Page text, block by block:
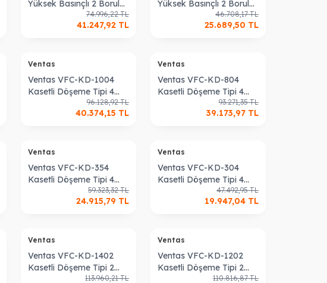
Yüksek Basınçlı 2 Borulu
74.996,22TL
41.247,92 TL
Yüksek Basınçlı 2 Borulu
Fan Coil Cihazı46.708,17TL
25.689,50 TL
Ventas
Ventas VFC-KD-1004
Kasetli Döşeme Tipi 4
Borulu Fan Coil Cihazı
96.128,92TL
40.374,15 TL
Ventas
Ventas VFC-KD-804
Kasetli Döşeme Tipi 4
Borulu Fan Coil Cihazı
93.271,35TL
39.173,97TL
Ventas
Ventas VFC-KD-354
Kasetli Döşeme Tipi 4
Borulu Fan Coil Cihazı
59.323,32TL
24.915,79 TL
Ventas
Ventas VFC-KD-304
Kasetli Döşeme Tipi 4
Borulu Fan Coil Cihazı
47.492,95TL
19.947,04TL
Ventas
Ventas VFC-KD-1402
Kasetli Döşeme Tipi 2
Borulu Fan Coil Cihazı
113.960,21TL
Ventas
Ventas VFC-KD-1202
Kasetli Döşeme Tipi 2
Borulu Fan Coil Cihazı
110.816,87TL